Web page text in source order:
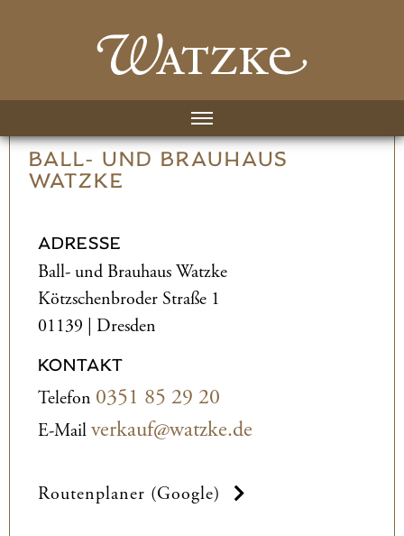
BALL- UND­ BRAUHAUS
WATZKE
ADRESSE
Ball- und­ Brauhaus Watzke
Kötzschenbroder Straße 1
01139 | Dresden
KONTAKT
Telefon 0351 85 29 20
E-Mailverkauf@watzke.de
Routenplaner (Google)